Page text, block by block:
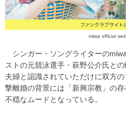
miwa official
シンガー・ソングライターの
ストの元競泳選手・萩野公介氏と
夫婦と認識されていただけに双方
撃離婚の背景には「新興宗教」の存
不穏なムードとなっている。